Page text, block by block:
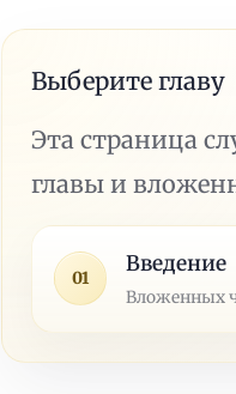
Выберите главу
Эта страница
главы и
01
Введение
Вложенных